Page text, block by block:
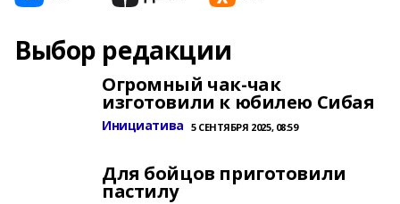
Выбор редакции
Огромный чак-чак
изготовили к юбилею Сибая
Инициатива 5 СЕНТЯБРЯ 2025, 08:59
Для бойцов приготовили
пастилу